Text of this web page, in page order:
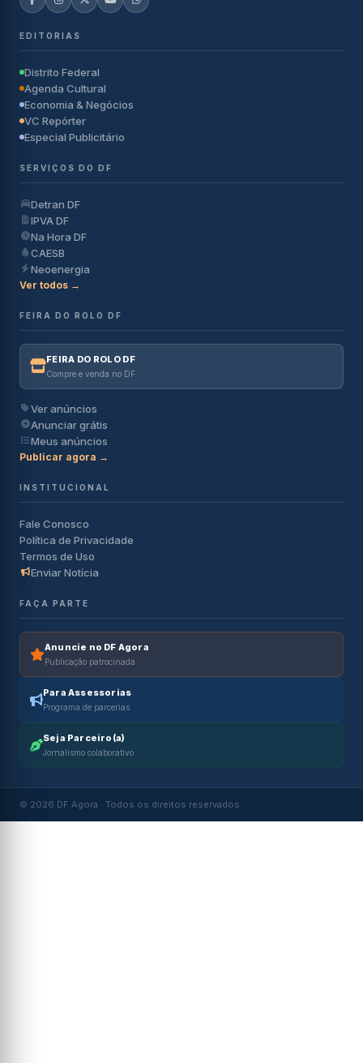
EDITORIAS
Distrito Federal
Agenda Cultural
Economia & Negócios
VC Repórter
Especial Publicitário
SERVIÇOS DO DF
Detran DF
IPVA DF
Na Hora DF
CAESB
Neoenergia
Ver todos →
FEIRA DO ROLO DF
FEIRA DO ROLO DF
Compre e venda no DF
Ver anúncios
Anunciar grátis
Meus anúncios
Publicar agora →
INSTITUCIONAL
Fale Conosco
Política de Privacidade
Termos de Uso
Enviar Notícia
FAÇA PARTE
Anuncie no DF Agora
Publicação patrocinada
Para Assessorias
Programa de parcerias
Seja Parceiro(a)
Jornalismo colaborativo
© 2026 DF Agora · Todos os direitos reservados